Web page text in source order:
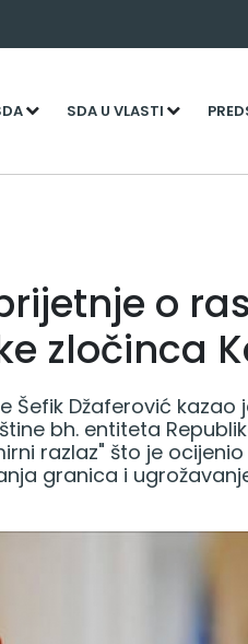
SDA U VLASTI
o
zločinca
Šefik Džaferović kazao
bh. entiteta
razlaz" što je
granica i